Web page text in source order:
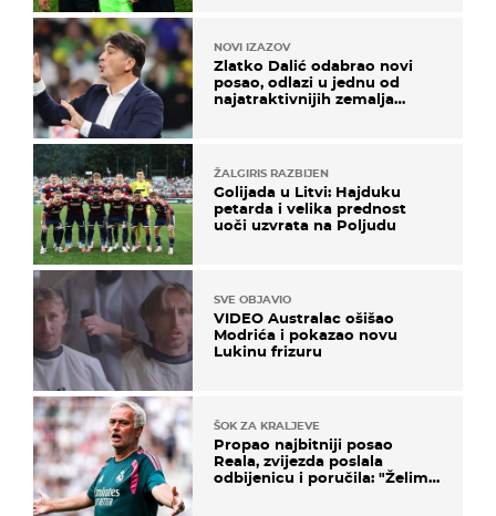
NOVI IZAZOV
Zlatko Dalić odabrao novi
posao, odlazi u jednu od
najatraktivnijih zemalja
ŽALGIRIS RAZBIJEN
Golijada u Litvi: Hajduku
petarda i velika prednost
uoči uzvrata na Poljudu
SVE OBJAVIO
VIDEO Australac ošišao
Modrića i pokazao novu
Lukinu frizuru
ŠOK ZA KRALJEVE
Propao najbitniji posao
Reala, zvijezda poslala
odbijenicu i poručila: "Želim